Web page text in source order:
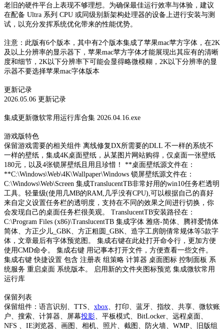
老旧的硬件平台上表现不够理想。为确保最佳运行效率与体验，建议
在配备 Ultra 系列 CPU 或同级别新架构处理器的设备上进行安装与测
试，以充分发挥系统优化带来的性能优势。
注意：此版有6个版本，其中有2个版本集成了苹果mac苹方字体，在2K
及以上分辨率的显示器下，苹果mac苹方字体才能展现出其应有的清晰
度和细节，2K以下分辨率下可能会显得略微模糊，2K以下分辨率的显
示器不要选择苹果mac字体版本
更新记录
2026.05.06 更新记录
集成更新微软常用运行库合集 2026.04.16.exe
游戏版特色
保留游戏需要的相关组件 离线修复DX所需要的DLL 不一样的系统不
一样的壁纸，集成4K桌面壁纸，从某图片网站购得，仅桌面一张壁纸
180元，以及4张锁屏壁纸且用且珍惜！ **桌面壁纸源文件在：
**C:\Windows\Web\4K\Wallpaper\Windows 锁屏壁纸源文件在：
C:\Windows\Web\Screen 集成TranslucentTB非常好用的win10任务栏透明
工具。轻量级(使用几MB的RAM,几乎没有CPU),可以根据自己的喜好
来自定义设置任务栏的透明度，支持在不同的效果之间进行切换，你
会发现自己的桌面任务栏很美观。 TranslucentTB安装路径在：
C:\Program Files (x86)\TranslucentTB 集成字体 雅痞-简体、腾祥爱情体
简体、方正少儿_GBK、方正粗圆_GBK、造字工房朗倩常规体等5款字
体，文章最后有字体预览图。 集成右键在此处打开命令行，更加方便
使用CMD命令。 集成右键 用记事本打开文件，方便查看一些文件。
集成右键 快捷设置 包含 注册表 组策略 计算器 桌面图标 控制面板 系
统服务 重启桌面 系统版本。 启用新的文件夹图标预览 集成微软常用
运行库
保留列表
保留组件：语言识别、TTS、 xbox 、打印、蓝牙、指纹、共享、微软账
户、搜索、计算器、屏幕投影 、平板模式、BitLocker、远程桌面、
NFS 、IE浏览器、画图、相机、照片、截图、防火墙、WMP、旧版组